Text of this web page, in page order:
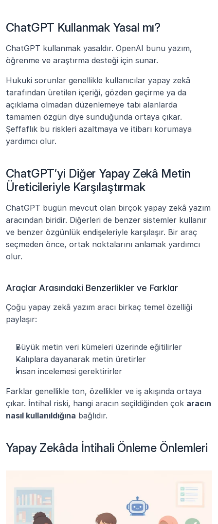
ChatGPT Kullanmak Yasal mı?
ChatGPT kullanmak yasaldır. OpenAI bunu yazım,
öğrenme ve araştırma desteği için sunar.
Hukuki sorunlar genellikle kullanıcılar yapay zekâ
tarafından üretilen içeriği, gözden geçirme ya da
açıklama olmadan düzenlemeye tabi alanlarda
tamamen özgün diye sunduğunda ortaya çıkar.
Şeffaflık bu riskleri azaltmaya ve itibarı korumaya
yardımcı olur.
ChatGPT’yi Diğer Yapay Zekâ Metin
Üreticileriyle Karşılaştırmak
ChatGPT bugün mevcut olan birçok yapay zekâ yazım
aracından biridir. Diğerleri de benzer sistemler kullanır
ve benzer özgünlük endişeleriyle karşılaşır. Bir araç
seçmeden önce, ortak noktalarını anlamak yardımcı
olur.
Araçlar Arasındaki Benzerlikler ve Farklar
Çoğu yapay zekâ yazım aracı birkaç temel özelliği
paylaşır:
Büyük metin veri kümeleri üzerinde eğitilirler
Kalıplara dayanarak metin üretirler
İnsan incelemesi gerektirirler
Farklar genellikle ton, özellikler ve iş akışında ortaya
çıkar. İntihal riski, hangi aracın seçildiğinden çok aracın
nasıl kullanıldığına bağlıdır.
Yapay Zekâda İntihali Önleme Önlemleri